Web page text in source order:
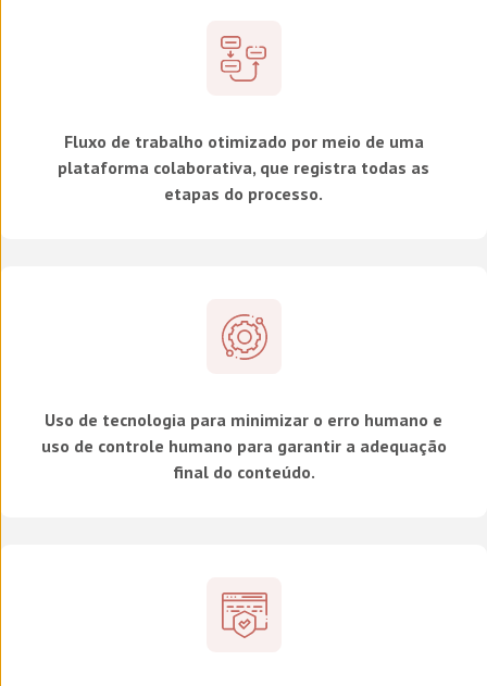
Fluxo de trabalho otimizado por meio de uma
plataforma colaborativa, que registra todas as
etapas do processo.
Uso de tecnologia para minimizar o erro humano e
uso de controle humano para garantir a adequação
final do conteúdo.